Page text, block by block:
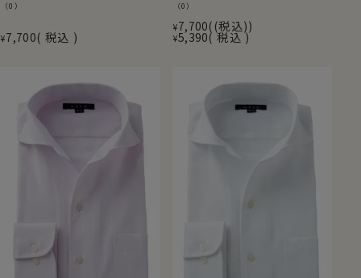
（0）
¥7,700 税込
（0）
¥7,700 (税込)
¥5,390 税込